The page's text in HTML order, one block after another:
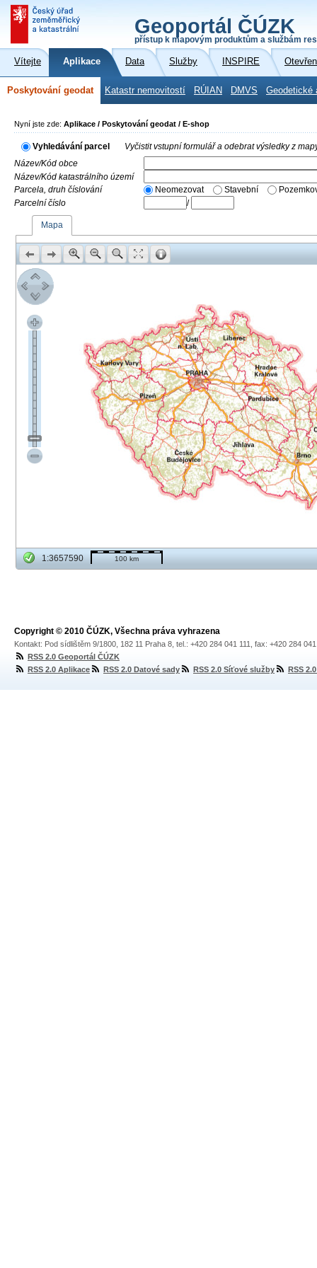
Geoportál ČÚZK
přístup k mapovým produktům a službám
Vítejte Aplikace Data Služby INSPIRE
Poskytování geodat Katastr nemovitostí RÚIAN DMVS Geodetické
Nyní jste zde: Aplikace / Poskytování geodat / E-shop
Vyhledávání parcel
Vyčistit vstupní formulář a odebrat výsledky z
Název/Kód obce
Název/Kód katastrálního území
Parcela, druh číslování
Neomezovat Stavební
Parcelní číslo
/
Mapa
1:3657590 100 km
Copyright © 2010 ČÚZK, Všechna práva vyhrazena
Kontakt: Pod sídlištěm 9/1800, 182 11 Praha 8, tel.: +420 284 041 111, fax: +420 284
RSS 2.0 Geoportál ČÚZK
RSS 2.0 Aplikace
RSS 2.0 Datové sady RSS 2.0 Síťové služby RSS